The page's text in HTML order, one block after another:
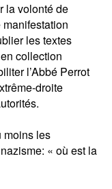
la volonté de
les textes
collection
l’Abbé Perrot
droite
moins les
« où est la